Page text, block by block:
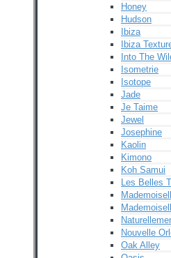
Honey
Hudson
Ibiza
Ibiza
Into The
Isometrie
Isotope
Jade
Je Taime
Jewel
Josephine
Kaolin
Kimono
Koh Samui
Les Belles
Nouvelle
Oak Alley